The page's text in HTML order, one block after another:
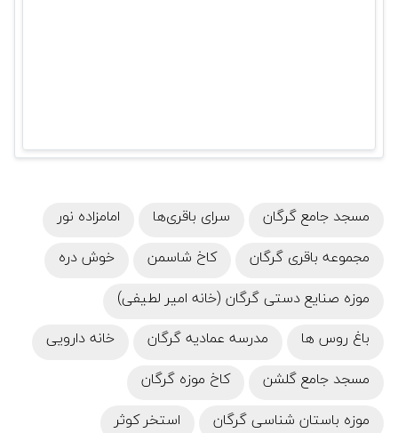
مسجد جامع گرگان سرای باقری‌ها
امامزاده نور
مجموعه باقری گرگان
کاخ شاسمن
خوش دره
موزه صنایع دستی گرگان (خانه امیر لطیفی)
باغ روس‌ ها
مدرسه عمادیه گرگان
خانه دارویی
مسجد جامع گلشن
کاخ موزه گرگان
موزه باستان شناسی گرگان
استخر کوثر